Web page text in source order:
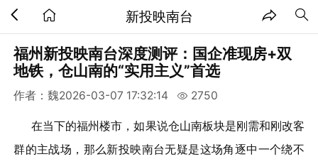
新投映南台
福州新投映南台深度测评：国企准现房+双
地铁，仓山南的“实用主义”首选
作者：魏2026-03-07 17:32:14 2750
在当下的福州楼市，如果说仓山南板块是刚需和刚改客
群的主战场，那么新投映南台无疑是这场角逐中一个绕不